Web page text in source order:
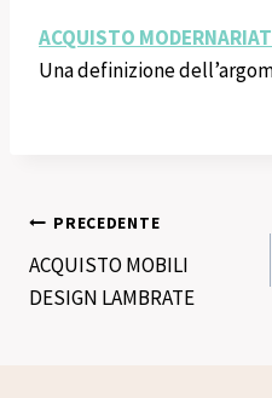
ACQUISTO
Una definizione
Navigazione
articoli
PRECEDENTE
ACQUISTO MOBILI
DESIGN LAMBRATE